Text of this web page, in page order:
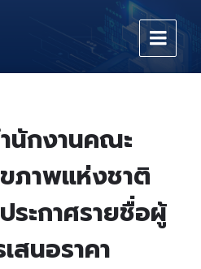
นักงานคณะ
ภาพแห่งชาติ
ระกาศรายชื่อผู้
สนอราคา